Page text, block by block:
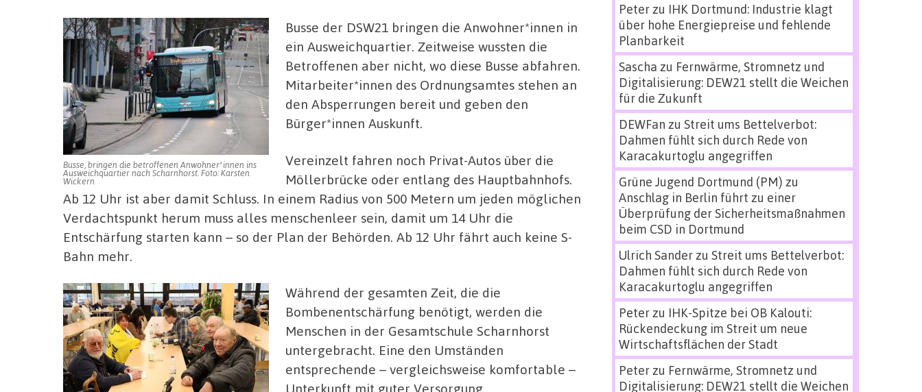
Busse, bringen die betroffenen Anwohner*innen ins
Ausweichquartier nach Scharnhorst. Foto: Karsten
Wickern
Busse der DSW21 bringen die Anwohner*innen in
ein Ausweichquartier. Zeitweise wussten die
Betroffenen aber nicht, wo diese Busse abfahren.
Mitarbeiter*innen des Ordnungsamtes stehen an
den Absperrungen bereit und geben den
Bürger*innen Auskunft.
Vereinzelt fahren noch Privat-Autos über die
Möllerbrücke oder entlang des Hauptbahnhofs.
Ab 12 Uhr ist aber damit Schluss. In einem Radius von 500 Metern um jeden möglichen
Verdachtspunkt herum muss alles menschenleer sein, damit um 14 Uhr die
Entschärfung starten kann – so der Plan der Behörden. Ab 12 Uhr fährt auch keine S-
Bahn mehr.
Während der gesamten Zeit, die die
Bombenentschärfung benötigt, werden die
Menschen in der Gesamtschule Scharnhorst
untergebracht. Eine den Umständen
entsprechende – vergleichsweise komfortable –
Unterkunft mit guter Versorgung.
Peterzu IHK Dortmund: Industrie klagt
über hohe Energiepreise und fehlende
Planbarkeit
Sascha zu Fernwärme, Stromnetz und
Digitalisierung: DEW21 stellt die Weichen
für die Zukunft
DEWFan zu Streit ums Bettelverbot:
Dahmen fühlt sich durch Rede von
Karacakurtoglu angegriffen
Grüne Jugend Dortmund (PM) zu
Anschlag in Berlin führt zu einer
Überprüfung der Sicherheitsmaßnahmen
beim CSD in Dortmund
Ulrich Sanderzu Streit ums Bettelverbot:
Dahmen fühlt sich durch Rede von
Karacakurtoglu angegriffen
Peterzu IHK-Spitze bei OB Kalouti:
Rückendeckung im Streit um neue
Wirtschaftsflächen der Stadt
Peterzu Fernwärme, Stromnetz und
Digitalisierung: DEW21 stellt die Weichen